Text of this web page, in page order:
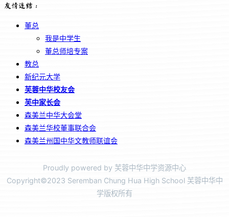
友情连结：
董总
我是中学生
董总师培专案
教总
新纪元大学
芙蓉中华校友会
芙中家长会
森美兰中华大会堂
森美兰华校董事联合会
森美兰州国中华文教师联谊会
Proudly powered by 芙蓉中华中学资源中心
Copyright©2023 Seremban Chung Hua High School 芙蓉中华中
学版权所有